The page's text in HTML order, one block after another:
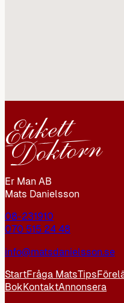
Er Man AB
Mats Danielsson
08-231910
070 515 24 48
info@matsdanielsson.se
StartFråga MatsTips
BokKontaktAnnonsera